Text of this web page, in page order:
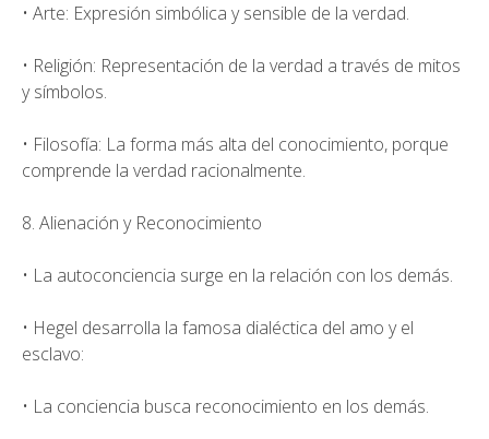
• Arte: Expresión simbólica y sensible de la verdad.
• Religión: Representación de la verdad a través de mitos
y símbolos.
• Filosofía: La forma más alta del conocimiento, porque
comprende la verdad racionalmente.
8. Alienación y Reconocimiento
• La autoconciencia surge en la relación con los demás.
• Hegel desarrolla la famosa dialéctica del amo y el
esclavo:
• La conciencia busca reconocimiento en los demás.